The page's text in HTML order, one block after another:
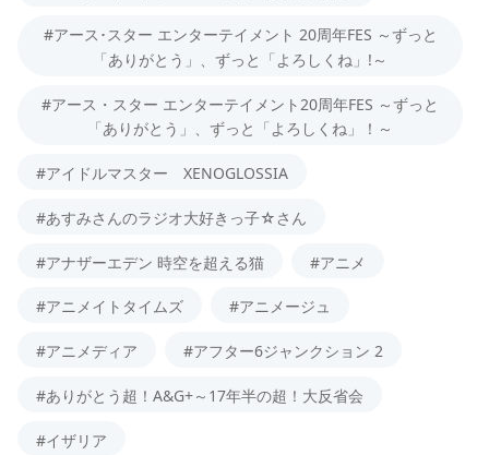
#アース･スター エンターテイメント 20周年FES ～ずっと
「ありがとう」、ずっと「よろしくね」!～
#アース・スター エンターテイメント20周年FES ～ずっと
「ありがとう」、ずっと「よろしくね」！～
#アイドルマスター XENOGLOSSIA
#あすみさんのラジオ大好きっ子☆さん
#アナザーエデン 時空を超える猫 #アニメ
#アニメイトタイムズ #アニメージュ
#アニメディア #アフター6ジャンクション 2
#ありがとう超！A&G+～17年半の超！大反省会
#イザリア